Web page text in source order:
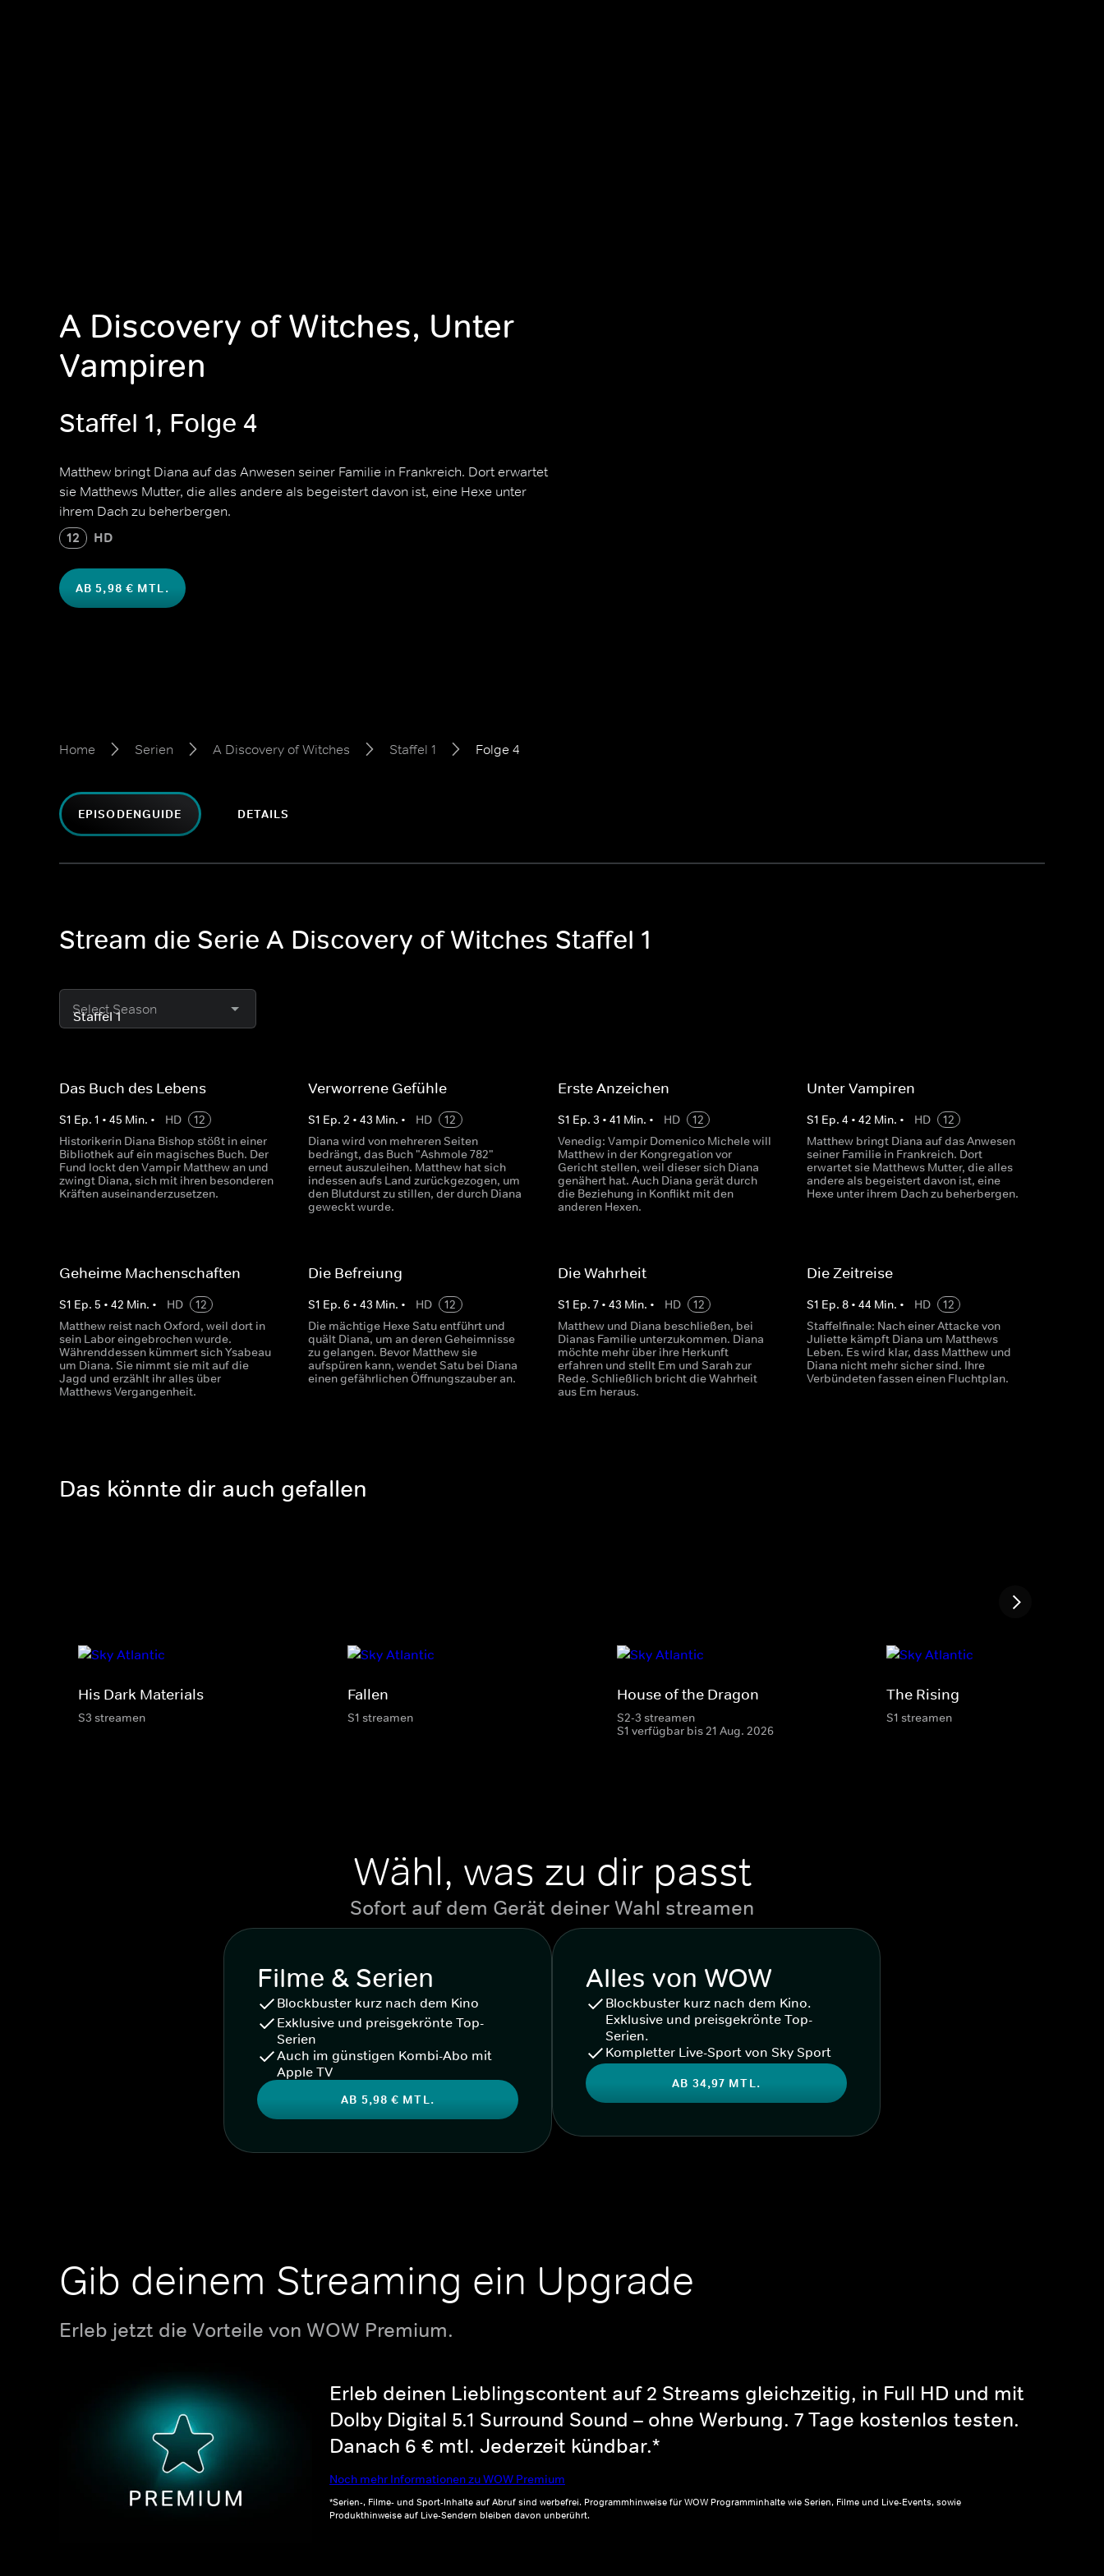
A Discovery of Witches, Unter
Vampiren
Staffel 1, Folge 4
Matthew bringt Diana auf das Anwesen seiner Familie in Frankreich. Dort erwartet
sie Matthews Mutter, die alles andere als begeistert davon ist, eine Hexe unter
ihrem Dach zu beherbergen.
12 HD
AB 5,98 € MTL.
Home Serien A Discovery of Witches Staffel 1 Folge 4
EPISODENGUIDE DETAILS
Stream die Serie A Discovery of Witches Staffel 1
Select Season
Das Buch des Lebens
S1 Ep. 1 • 45 Min. • HD
12
Historikerin Diana Bishop stößt in einer
Bibliothek auf ein magisches Buch. Der
Fund lockt den Vampir Matthew an und
zwingt Diana, sich mit ihren besonderen
Kräften auseinanderzusetzen.
Verworrene Gefühle
S1 Ep.2 •43 Min. • HD
12
Diana wird von mehreren Seiten
bedrängt, das Buch "Ashmole 782"
erneut auszuleihen. Matthew hat sich
indessen aufs Land zurückgezogen, um
den Blutdurst zu stillen, der durch Diana
geweckt wurde.
Erste Anzeichen
S1 Ep. 3 • 41 Min. • HD
12
Venedig: Vampir Domenico Michele will
Matthew in der Kongregation vor
Gericht stellen, weil dieser sich Diana
genähert hat. Auch Diana gerät durch
die Beziehung in Konflikt mit den
anderen Hexen.
Unter Vampiren
S1 Ep. 4 • 42 Min. • HD
12
Matthew bringt Diana auf das Anwesen
seiner Familie in Frankreich. Dort
erwartet sie Matthews Mutter, die alles
andere als begeistert davon ist, eine
Hexe unter ihrem Dach zu beherbergen.
Geheime Machenschaften
S1 Ep. 5 • 42 Min. • HD
12
Matthew reist nach Oxford, weil dort in
sein Labor eingebrochen wurde.
Währenddessen kümmert sich Ysabeau
um Diana. Sie nimmt sie mit auf die
Jagd und erzählt ihr alles über
Matthews Vergangenheit.
Die Befreiung
S1 Ep.6 •43 Min. • HD
12
Die mächtige Hexe Satu entführt und
quält Diana, um an deren Geheimnisse
zu gelangen. Bevor Matthew sie
aufspüren kann, wendet Satu bei Diana
einen gefährlichen Öffnungszauber an.
Die Wahrheit
S1 Ep. 7• 43 Min. • HD
12
Matthew und Diana beschließen, bei
Dianas Familie unterzukommen. Diana
möchte mehr über ihre Herkunft
erfahren und stellt Em und Sarah zur
Rede. Schließlich bricht die Wahrheit
aus Em heraus.
Die Zeitreise
S1 Ep. 8• 44 Min. • HD
12
Staffelfinale: Nach einer Attacke von
Juliette kämpft Diana um Matthews
Leben. Es wird klar, dass Matthew und
Diana nicht mehr sicher sind. Ihre
Verbündeten fassen einen Fluchtplan.
Das könnte dir auch gefallen
His Dark Materials
S3 streamen
Fallen
S1 streamen
House of the Dragon
S2-3 streamen
S1 verfügbar bis 21 Aug. 2026
The Rising
S1 streamen
Wähl, was zu dir passt
Sofort auf dem Gerät deiner Wahl streamen
Filme & Serien
Blockbuster kurz nach dem Kino
Exklusive und preisgekrönte Top-
Serien
Auch im günstigen Kombi-Abo mit
Apple TV
AB 5,98 € MTL.
Alles von WOW
Blockbuster kurz nach dem Kino.
Exklusive und preisgekrönte Top-
Serien.
Kompletter Live-Sport von Sky Sport
AB 34,97 MTL.
Gib deinem Streaming ein Upgrade
Erleb jetzt die Vorteile von WOW Premium.
Erleb deinen Lieblingscontent auf 2 Streams gleichzeitig, in Full HD und mit
Dolby Digital 5.1 Surround Sound – ohne Werbung. 7 Tage kostenlos testen.
Danach 6 € mtl. Jederzeit kündbar.*
Noch mehr Informationen zu WOW Premium
*Serien-, Filme- und Sport-Inhalte auf Abruf sind werbefrei. Programmhinweise für WOW Programminhalte wie Serien, Filme und Live-Events, sowie
Produkthinweise auf Live-Sendern bleiben davon unberührt.